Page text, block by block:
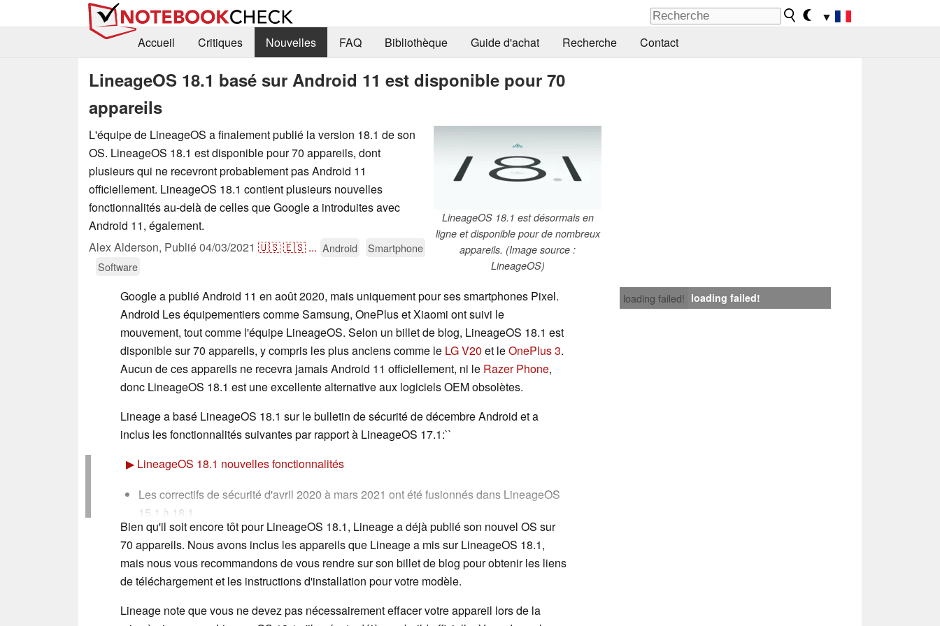
▼
Accueil
Critiques Nouvelles FAQ Bibliothèque Guide d'achat Recherche Contact
LineageOS 18.1 basé sur Android 11 est disponible pour 70
appareils
LineageOS 18.1 est désormais en
ligne et disponible pour de nombreux
appareils. (Image source :
LineageOS)
L'équipe de LineageOS a finalement publié la version 18.1 de son
OS. LineageOS 18.1 est disponible pour 70 appareils, dont
plusieurs qui ne recevront probablement pas Android 11
officiellement. LineageOS 18.1 contient plusieurs nouvelles
fonctionnalités au-delà de celles que Google a introduites avec
Android 11, également.
Alex Alderson, Publié04/03/2021 🇺🇸🇪🇸 ... Android
Smartphone
Software
loading failed! loading failed!
Google a publié Android 11 en août 2020, mais uniquement pour ses smartphones Pixel.
Android Les équipementiers comme Samsung, OnePlus et Xiaomi ont suivi le
mouvement, tout comme l'équipe LineageOS. Selon un billet de blog, LineageOS 18.1 est
disponible sur 70 appareils, y compris les plus anciens comme le LG V20 et leOnePlus 3.
Aucun de ces appareils ne recevra jamais Android 11 officiellement, ni le Razer Phone,
donc LineageOS 18.1 est une excellente alternative aux logiciels OEM obsolètes.
Lineage a basé LineageOS 18.1 sur le bulletin de sécurité de décembre Android et a
inclus les fonctionnalités suivantes par rapport à LineageOS 17.1:``
▶ LineageOS 18.1 nouvelles fonctionnalités
Les correctifs de sécurité d'avril 2020 à mars 2021 ont été fusionnés dans LineageOS
15.1 à 18.1.
18.1 sont actuellement basées sur le tag android-11.0.0_r32, qui est le tag unifié de la
série Pixel.
L'affichage Wi-Fi est disponible pour les appareils Qualcomm les plus récents, en
fonction des appareils.
WebView a été mis à jour vers Chromium 89.0.4389.105.
Notre application d'enregistrement a été grandement améliorée de plus d'une manière
Bien qu'il soit encore tôt pour LineageOS 18.1, Lineage a déjà publié son nouvel OS sur
70 appareils. Nous avons inclus les appareils que Lineage a mis sur LineageOS 18.1,
mais nous vous recommandons de vous rendre sur son billet de blog pour obtenir les liens
de téléchargement et les instructions d'installation pour votre modèle.
Lineage note que vous ne devez pas nécessairement effacer votre appareil lors de la